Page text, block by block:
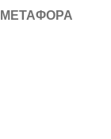
ΜΕΤΑΦΟΡΆ